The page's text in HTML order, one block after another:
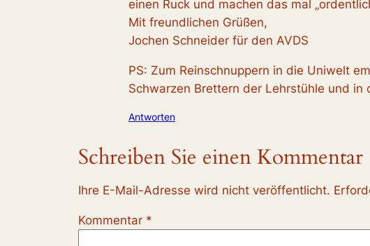
einen Ruck und machen das mal
Mit freundlichen Grüßen,
Jochen Schneider für den AVDS
PS: Zum Reinschnuppern in die Uniwelt
Schwarzen Brettern der Lehrstühle und in
Antworten
Schreiben Sie einen Kommentar
Ihre E-Mail-Adresse wird nicht veröffentlicht.
Kommentar *